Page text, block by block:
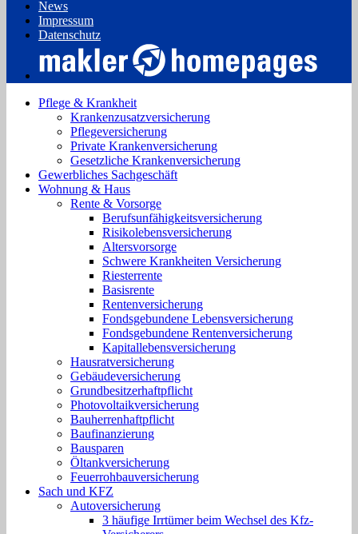
News
Impressum
Datenschutz
Pflege & Krankheit
Krankenzusatzversicherung
Pflegeversicherung
Private Krankenversicherung
Gesetzliche Krankenversicherung
Gewerbliches Sachgeschäft
Wohnung & Haus
Rente & Vorsorge
Berufs­unfähigkeitsversicherung
Risikolebensversicherung
Altersvorsorge
Schwere Krankheiten Versicherung
Riesterrente
Basisrente
Rentenversicherung
Fondsgebundene Lebensversicherung
Fondsgebundene Rentenversicherung
Kapitallebensversicherung
Hausratversicherung
Gebäudeversicherung
Grundbesitzerhaftpflicht
Photovoltaikversicherung
Bauherrenhaftpflicht
Baufinanzierung
Bausparen
Öltankversicherung
Feuerrohbauversicherung
Sach und KFZ
Autoversicherung
3 häufige Irrtümer beim Wechsel des Kfz-